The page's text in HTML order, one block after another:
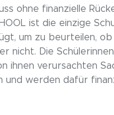
ohne finanzielle
ist die einzige
um zu beurteilen,
nicht. Die
ihnen verursachten
und werden dafür